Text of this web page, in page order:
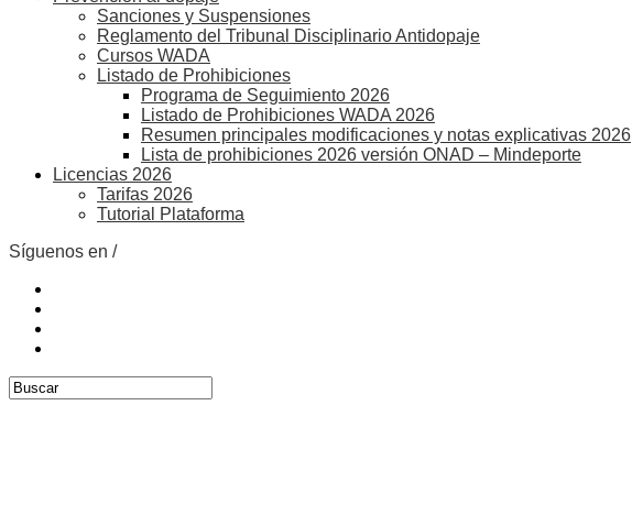
Sanciones y Suspensiones
Reglamento del Tribunal Disciplinario Antidopaje
Cursos WADA
Listado de Prohibiciones
Programa de Seguimiento 2026
Listado de Prohibiciones WADA 2026
Resumen principales modificaciones y notas explicativas 2026
Lista de prohibiciones 2026 versión ONAD – Mindeporte
Licencias 2026
Tarifas 2026
Tutorial Plataforma
Síguenos en /